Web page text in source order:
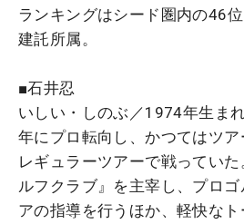
ランキングはシード圏内の46
建託所属。
■石井忍
いしい・しのぶ／1974年生ま
年にプロ転向し、かつてはツ
レギュラーツアーで戦ってい
ルフクラブ』を主宰し、プロ
アの指導を行うほか、軽快な